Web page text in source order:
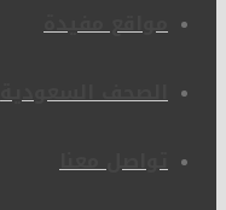
مواقع مفيدة
الصحف السعودية
تواصل معنا